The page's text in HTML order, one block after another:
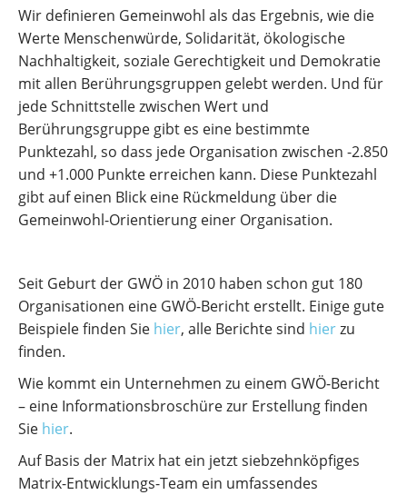
Wir definieren Gemeinwohl als das Ergebnis, wie die
Werte Menschenwürde, Solidarität, ökologische
Nachhaltigkeit, soziale Gerechtigkeit und Demokratie
mit allen Berührungsgruppen gelebt werden. Und für
jede Schnittstelle zwischen Wert und
Berührungsgruppe gibt es eine bestimmte
Punktezahl, so dass jede Organisation zwischen -2.850
und +1.000 Punkte erreichen kann. Diese Punktezahl
gibt auf einen Blick eine Rückmeldung über die
Gemeinwohl-Orientierung einer Organisation.
Seit Geburt der GWÖ in 2010 haben schon gut 180
Organisationen eine GWÖ-Bericht erstellt. Einige gute
Beispiele finden Sie hier, alle Berichte sind hierzu
finden.
Wie kommt ein Unternehmen zu einem GWÖ-Bericht
– eine Informationsbroschüre zur Erstellung finden
Sie hier.
Auf Basis der Matrix hat ein jetzt siebzehnköpfiges
Matrix-Entwicklungs-Team ein umfassendes